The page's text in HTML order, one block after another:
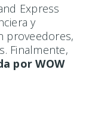
Express
y
proveedores,
Finalmente,
por WOW